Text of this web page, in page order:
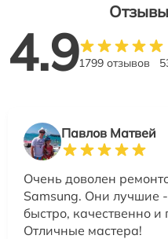
4.91799 отзывов
Павлов Матвей
Очень доволен
Samsung. Они лучшие
быстро, качественно
Отличные мастера!